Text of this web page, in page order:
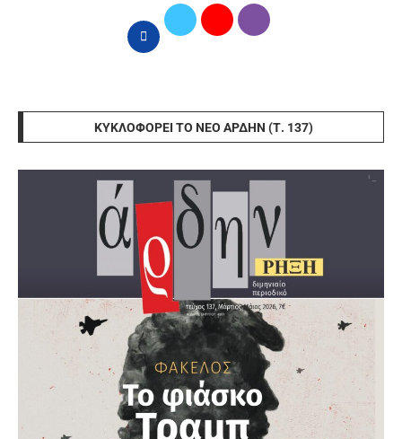
ΚΥΚΛΟΦΟΡΕΊ ΤΟ ΝΈΟ ΆΡΔΗΝ (Τ. 137)